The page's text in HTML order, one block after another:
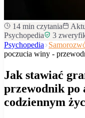
14 min czytania
Psychopedia
3
Psychopedia
poczucia winy -
Jak stawiać
przewodnik po
codziennym